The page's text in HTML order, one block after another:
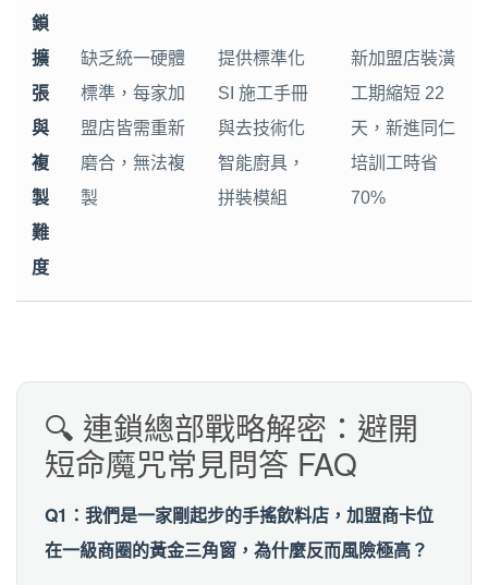
鎖
擴
張
與
複
製
難
度
缺乏統一硬體
標準，每家加
盟店皆需重新
磨合，無法複
製
提供標準化
SI 施工手冊
與去技術化
智能廚具，
拼裝模組
新加盟店裝潢
工期縮短 22
天，新進同仁
培訓工時省
70%
🔍 連鎖總部戰略解密：避開
短命魔咒常見問答 FAQ
Q1：我們是一家剛起步的手搖飲料店，加盟商卡位
在一級商圈的黃金三角窗，為什麼反而風險極高？